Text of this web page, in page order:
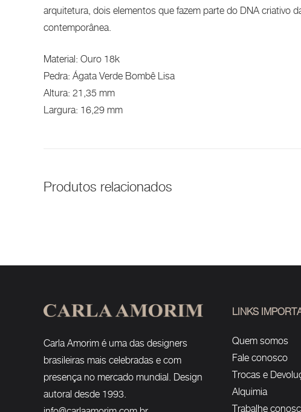
arquitetura, dois elementos que fazem parte do DNA criativo
contemporânea.
Material: Ouro 18k
Pedra: Ágata Verde Bombê Lisa
Altura: 21,35 mm
Largura: 16,29 mm
Produtos relacionados
Carla Amorim é uma das designers
brasileiras mais celebradas e com
presença no mercado mundial. Design
autoral desde 1993.
LINKS
Quem somos
Fale conosco
Trocas e
Alquimia
Trabalhe